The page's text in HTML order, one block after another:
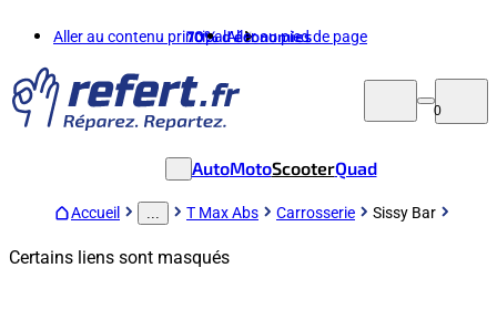
Aller au contenu principalAller au pied de page
70%d'économies
0
AutoMotoScooterQuad
Accueil T Max Abs Carrosserie Sissy Bar
Certains liens sont masqués